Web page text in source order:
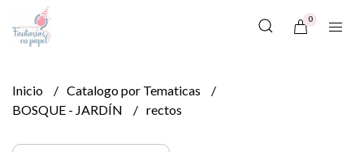
0
Inicio
Catalogo por Tematicas
BOSQUE - JARDÍN
rectos